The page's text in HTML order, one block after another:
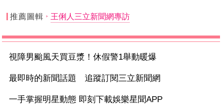
推薦圖輯 王俐人三立新聞網專訪
視障男颱風天買豆漿！休假警1舉動暖爆
最即時的新聞話題 追蹤訂閱三立新聞網
一手掌握明星動態 即刻下載娛樂星聞APP